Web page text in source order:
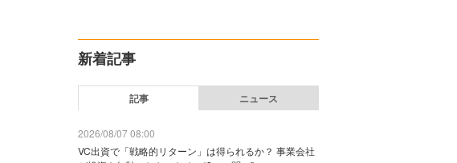
新着記事
記事 ニュース
2026/08/07 08:00
VC出資で「戦略的リターン」は得られるか？ 事業会社